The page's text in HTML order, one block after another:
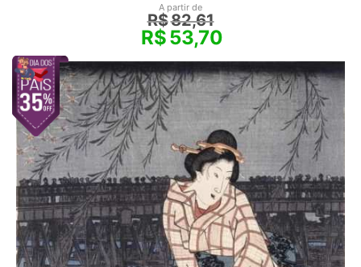
A partir de
R$82,61
R$53,70